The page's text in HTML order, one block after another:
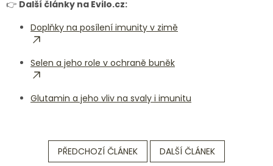
👉 Další články na Evilo.cz:
Doplňky na posílení imunity v zimě
Selen a jeho role v ochraně buněk
Glutamin a jeho vliv na svaly i imunitu
PŘEDCHOZÍ ČLÁNEK DALŠÍ ČLÁNEK